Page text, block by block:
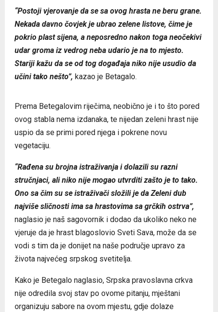
“Postoji vjerovanje da se sa ovog hrasta ne beru grane.
Nekada davno čovjek je ubrao zelene listove, čime je
pokrio plast sijena, a neposredno nakon toga neočekivi
udar groma iz vedrog neba udario je na to mjesto.
Stariji kažu da se od tog događaja niko nije usudio da
učini tako nešto”, kazao je Betagalo.
Prema Betegalovim riječima, neobično je i to što pored
ovog stabla nema izdanaka, te nijedan zeleni hrast nije
uspio da se primi pored njega i pokrene novu
vegetaciju.
“Rađena su brojna istraživanja i dolazili su razni
stručnjaci, ali niko nije mogao utvrditi zašto je to tako.
Ono sa čim su se istraživači složili je da Zeleni dub
najviše sličnosti ima sa hrastovima sa grčkih ostrva”,
naglasio je naš sagovornik i dodao da ukoliko neko ne
vjeruje da je hrast blagoslovio Sveti Sava, može da se
vodi s tim da je donijet na naše područje upravo za
života najvećeg srpskog svetitelja.
Kako je Betegalo naglasio, Srpska pravoslavna crkva
nije odredila svoj stav po ovome pitanju, mještani
organizuju sabore na ovom mjestu, gdje dolaze